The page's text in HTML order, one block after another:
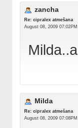
zancha
Re: cipralex atmešana
August 08, 2009 07:02PM
Milda
Re: cipralex atmešana
August 08, 2009 07:08PM